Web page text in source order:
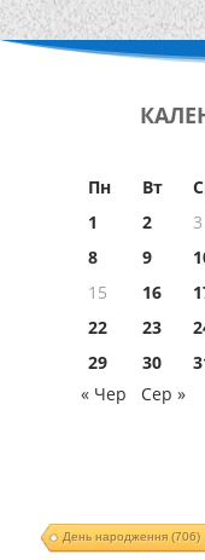
Пн Вт
1
2 3
8
9
15
16
22
23
29
30
« Чер
Сер »
День народження(706)